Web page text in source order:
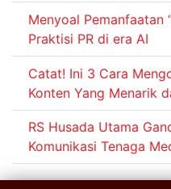
Menyoal Pemanfaatan
Praktisi PR di era AI
Catat! Ini 3 Cara
Konten Yang Menarik
RS Husada Utama
Komunikasi Tenaga